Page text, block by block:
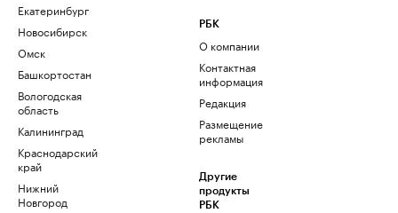
Екатеринбург
Новосибирск
Омск
Башкортостан
Вологодская
область
Калининград
Краснодарский
край
Нижний
Новгород
РБК
О компании
Контактная
информация
Редакция
Размещение
рекламы
Другие
продукты
РБК